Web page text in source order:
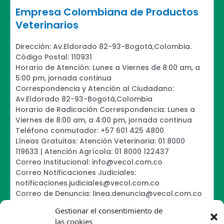
Gestionar el consentimiento de
las cookies
Empresa Colombiana de Productos
Veterinarios
Dirección: Av.Eldorado 82-93-Bogotá,Colombia.
Código Postal: 110931
Horario de Atención: Lunes a Viernes de 8:00 am, a
5:00 pm, jornada continua
Correspondencia y Atención al Ciudadano:
Av.Eldorado 82-93-Bogotá,Colombia
Horario de Radicación Correspondencia: Lunes a
Viernes de 8:00 am, a 4:00 pm, jornada continua
Teléfono conmutador: +57 601 425 4800
Líneas Gratuitas: Atención Veterinaria: 01 8000
119633 | Atención Agrícola: 01 8000 122437
Correo Institucional: info@vecol.com.co
Correo Notificaciones Judiciales:
notificaciones.judiciales@vecol.com.co
Correo de Denuncia: linea.denuncia@vecol.com.co